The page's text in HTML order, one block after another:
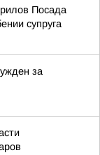
Посада
супруга
за